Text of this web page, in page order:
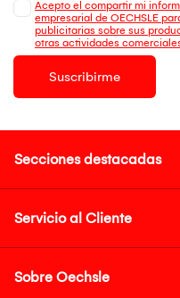
Acepto el compartir mi
empresarial de OECHSLE
publicitarias sobre sus
otras actividades
Suscribirme
Secciones destacadas
Servicio al Cliente
Sobre Oechsle